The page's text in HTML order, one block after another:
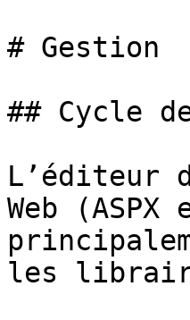
# Gestion
## Cycle
L’éditeur
Web
les